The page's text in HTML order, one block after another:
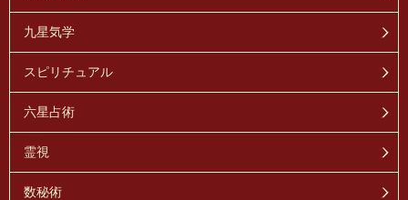
九星気学
スピリチュアル
六星占術
霊視
数秘術